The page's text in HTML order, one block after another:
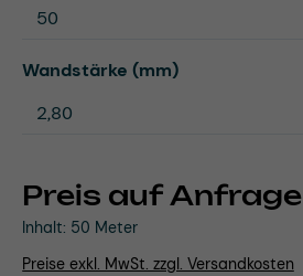
Preis auf Anfrage
Inhalt: 50 Meter
Preise exkl. MwSt. zzgl. Versandkosten
Wandstärke (mm)auswählen